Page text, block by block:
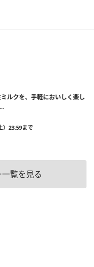
ルクを、手軽においしく楽し
）23:59まで
覧を見る